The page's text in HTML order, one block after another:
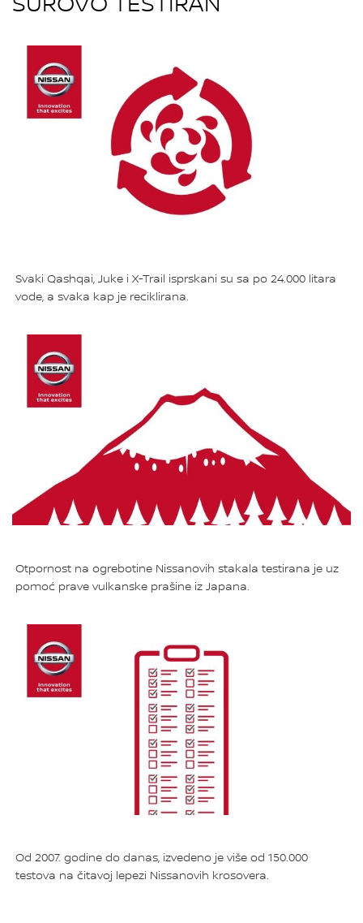
Svaki Qashqai, Juke i X-Trail isprskani su sa po 24.000 litara
vode, a svaka kap je reciklirana.
Otpornost na ogrebotine Nissanovih stakala testirana je uz
pomoć prave vulkanske prašine iz Japana.
Od 2007. godine do danas, izvedeno je više od 150.000
testova na čitavoj lepezi Nissanovih krosovera.